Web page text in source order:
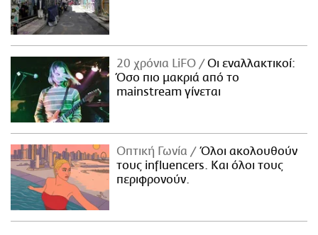
20 χρόνια LiFO
Οι εναλλακτικοί:
Όσο πιο μακριά από το
mainstream γίνεται
Οπτική Γωνία
Όλοι ακολουθούν
τους influencers. Και όλοι τους
περιφρονούν.